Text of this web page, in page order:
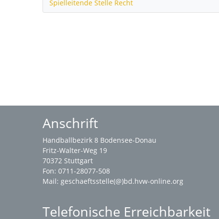
Spielleitende Stelle Recht
Anschrift
Handballbezirk 8 Bodensee-Donau
Fritz-Walter-Weg 19
70372 Stuttgart
Fon: 0711-28077-508
Mail: geschaeftsstelle(@)bd.hvw-online.org
Telefonische Erreichbarkeit